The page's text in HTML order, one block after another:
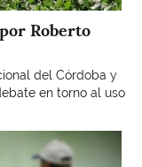
Roberto
del Córdoba y
en torno al uso